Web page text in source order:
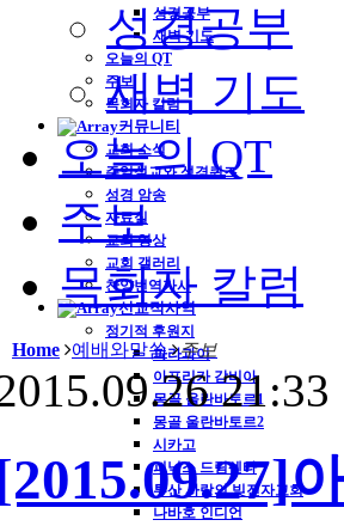
성경공부
새벽 기도
오늘의 QT
주보
목회자 칼럼
커뮤니티
교회 소식
주일설교와 성경퀴즈
성경 암송
자료실
교회 영상
교회 갤러리
찬양번역가사
선교적사역
정기적 후원지
파라과이
아프리카 감비아
몽골 울란바토르1
몽골 울란바토르2
시카고
피닉스 드림센타
투산 사랑의 빚진자교회
나바호 인디언
성경공부
새벽 기도
오늘의 QT
주보
목회자 칼럼
Home 예배와말씀 주보
21:33